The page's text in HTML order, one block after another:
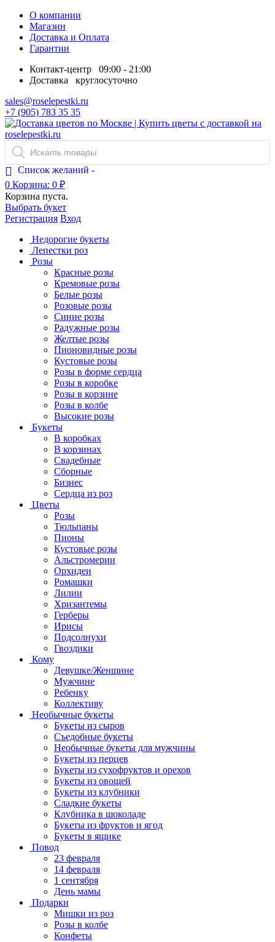
О компании
Магазин
Доставка и Оплата
Гарантии
Контакт-центр 09:00 - 21:00
Доставка круглосуточно
sales@roselepestki.ru
+7 (905) 783 35 35
Поиск
товаров
Список желаний -
0 Корзина: 0 ₽
Корзина пуста.
Выбрать букет
Регистрация Вход
Недорогие букеты
Лепестки роз
Розы
Красные розы
Кремовые розы
Белые розы
Розовые розы
Синие розы
Радужные розы
Желтые розы
Пионовидные розы
Кустовые розы
Розы в форме сердца
Розы в коробке
Розы в корзине
Розы в колбе
Высокие розы
Букеты
В коробках
В корзинах
Свадебные
Сборные
Бизнес
Сердца из роз
Цветы
Розы
Тюльпаны
Пионы
Кустовые розы
Альстромерии
Орхидеи
Ромашки
Лилии
Хризантемы
Герберы
Ирисы
Подсолнухи
Гвоздики
Кому
Девушке/Женщине
Мужчине
Ребенку
Коллективу
Необычные букеты
Букеты из сыров
Съедобные букеты
Необычные букеты для мужчины
Букеты из перцев
Букеты из сухофруктов и орехов
Букеты из овощей
Букеты из клубники
Сладкие букеты
Клубника в шоколаде
Букеты из фруктов и ягод
Букеты в ящике
Повод
23 февраля
14 февраля
1 сентября
День мамы
Подарки
Мишки из роз
Розы в колбе
Конфеты